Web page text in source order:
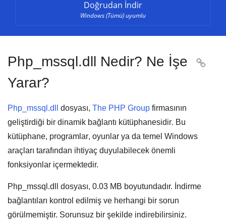
Doğrudan İndir
Windows (Tümü) uyumlu
Php_mssql.dll Nedir? Ne İşe
Yarar?

Php_mssql.dll dosyası, The PHP Group firmasının
geliştirdiği bir dinamik bağlantı kütüphanesidir. Bu
kütüphane, programlar, oyunlar ya da temel Windows
araçları tarafından ihtiyaç duyulabilecek önemli
fonksiyonlar içermektedir.
Php_mssql.dll dosyası, 0.03 MB boyutundadır. İndirme
bağlantıları kontrol edilmiş ve herhangi bir sorun
görülmemiştir. Sorunsuz bir şekilde indirebilirsiniz.